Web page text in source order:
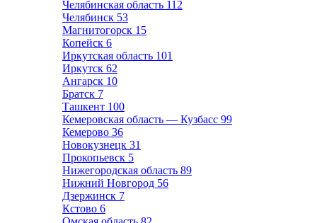
Челябинская область 112
Челябинск 53
Магнитогорск 15
Копейск 6
Иркутская область 101
Иркутск 62
Ангарск 10
Братск 7
Ташкент 100
Кемеровская область — Кузбасс 99
Кемерово 36
Новокузнецк 31
Прокопьевск 5
Нижегородская область 89
Нижний Новгород 56
Дзержинск 7
Кстово 6